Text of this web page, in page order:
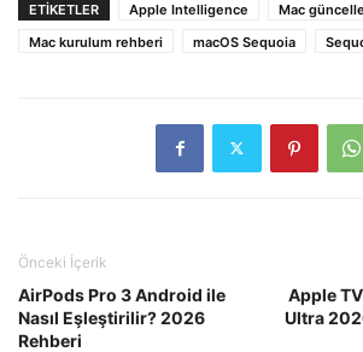
ETIKETLER Apple Intelligence
Mac
Mac kurulum rehberi
macOS Sequoia
Önceki İçerik
AirPods Pro 3 Android ile
Nasıl Eşleştirilir? 2026
Rehberi
Apple
Ultra